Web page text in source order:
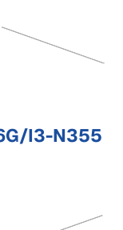
I3-N355